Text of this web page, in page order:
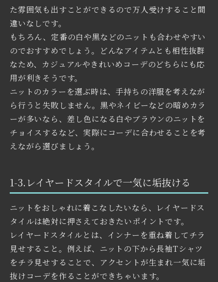
た雰囲気も出すことができるので万人受けすること間
違いなしです。
もちろん、定番の白や黒などのニットも合わせやすい
のでおすすめでしょう。どんなアイテムとも相性抜群
なため、カジュアルやきれいめコーデのどちらにも応
用が利きそうです。
ニットのカラーを選ぶ時は、手持ちの洋服を考えなが
ら行うと失敗しません。黒やネイビーなどの暗めカラ
ーが多いなら、差し色になる白やブラウンのニットを
チョイスするなど、実際にコーデに合わせることを考
えながら選びましょう。
1-3.レイヤードスタイルで一気に垢抜ける
ニットをおしゃれに着こなしたいなら、レイヤードス
タイルは絶対に押さえておきたいポイントです。
レイヤードスタイルとは、インナーを重ね着してチラ
見せすること。例えば、ニットの下から長袖Tシャツ
をチラ見せすることで、アクセントが生まれ一気に垢
抜けコーデを作ることができちゃいます。